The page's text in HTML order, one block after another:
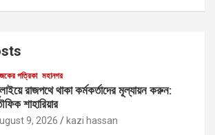
পত্রিকা মহানগর
রাজপথে থাকা কর্মকর্তাদের মূল্যায়ন করুন:
শাহারিয়ার
9, 2026 kazi hassan